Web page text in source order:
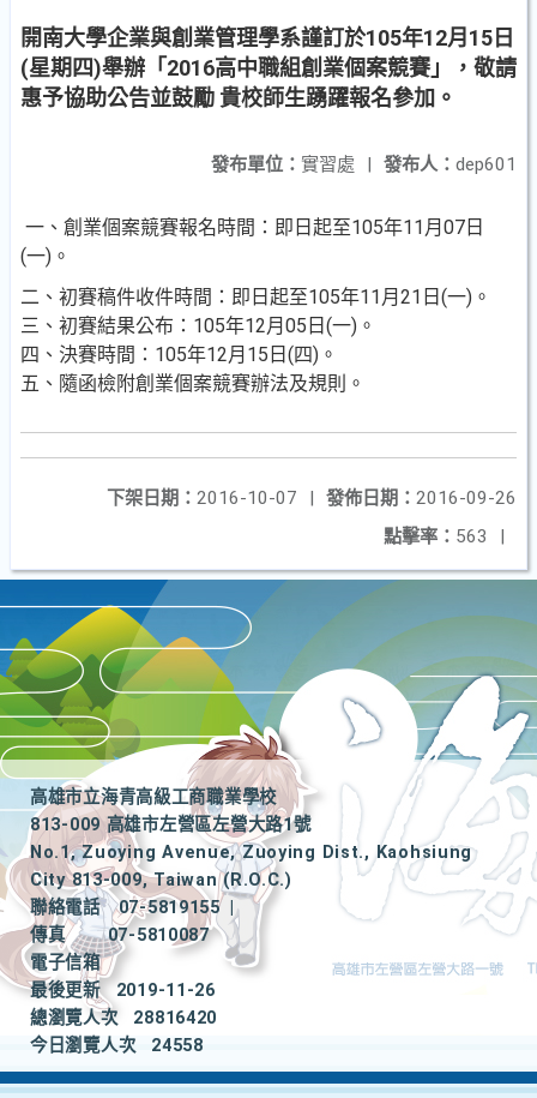
開南大學企業與創業管理學系謹訂於105年12月15日
(星期四)舉辦「2016高中職組創業個案競賽」，敬請
惠予協助公告並鼓勵 貴校師生踴躍報名參加。
發布人： dep601
發布單位： 實習處 |
一、創業個案競賽報名時間：即日起至105年11月07日
(一)。
二、初賽稿件收件時間：即日起至105年11月21日(一)。
三、初賽結果公布：105年12月05日(一)。
四、決賽時間：105年12月15日(四)。
五、隨函檢附創業個案競賽辦法及規則。
發佈日期： 2016-09-26
下架日期： 2016-10-07
|
點擊率： 563 |
高雄市立海青高級工商職業學校
813-009 高雄市左營區左營大路1號
No.1, Zuoying Avenue, Zuoying Dist., Kaohsiung
City 813-009, Taiwan (R.O.C.)
聯絡電話
07-5819155
|
傳真
07-5810087
電子信箱
最後更新
2019-11-26
總瀏覽人次
28816420
今日瀏覽人次
24558